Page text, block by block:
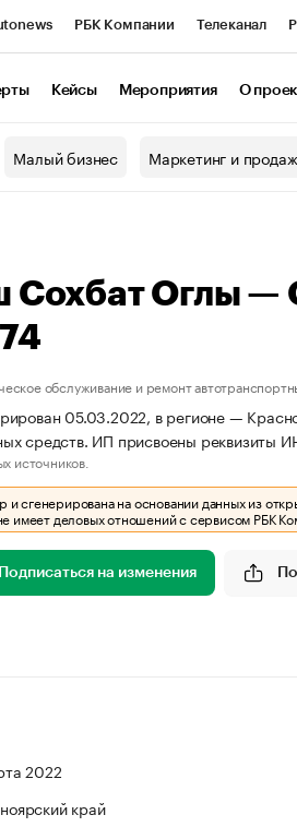
РБК Компании Телеканал
Кейсы Мероприятия О
Малый бизнес Маркетинг и
Сохбат Оглы
обслуживание и ремонт
05.03.2022, в регионе —
средств. ИП присвоены
источников.
сгенерирована на основании данных из
имеет деловых отношений с сервисом РБК
Подписаться на изменения
2022
край